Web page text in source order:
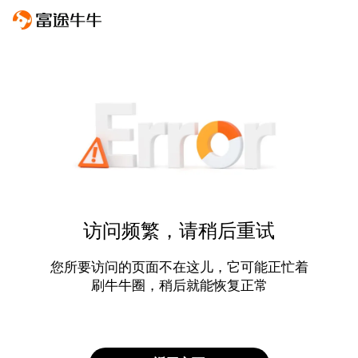
访问频繁，请稍后重试
您所要访问的页面不在这儿，它可能正忙着
刷牛牛圈，稍后就能恢复正常